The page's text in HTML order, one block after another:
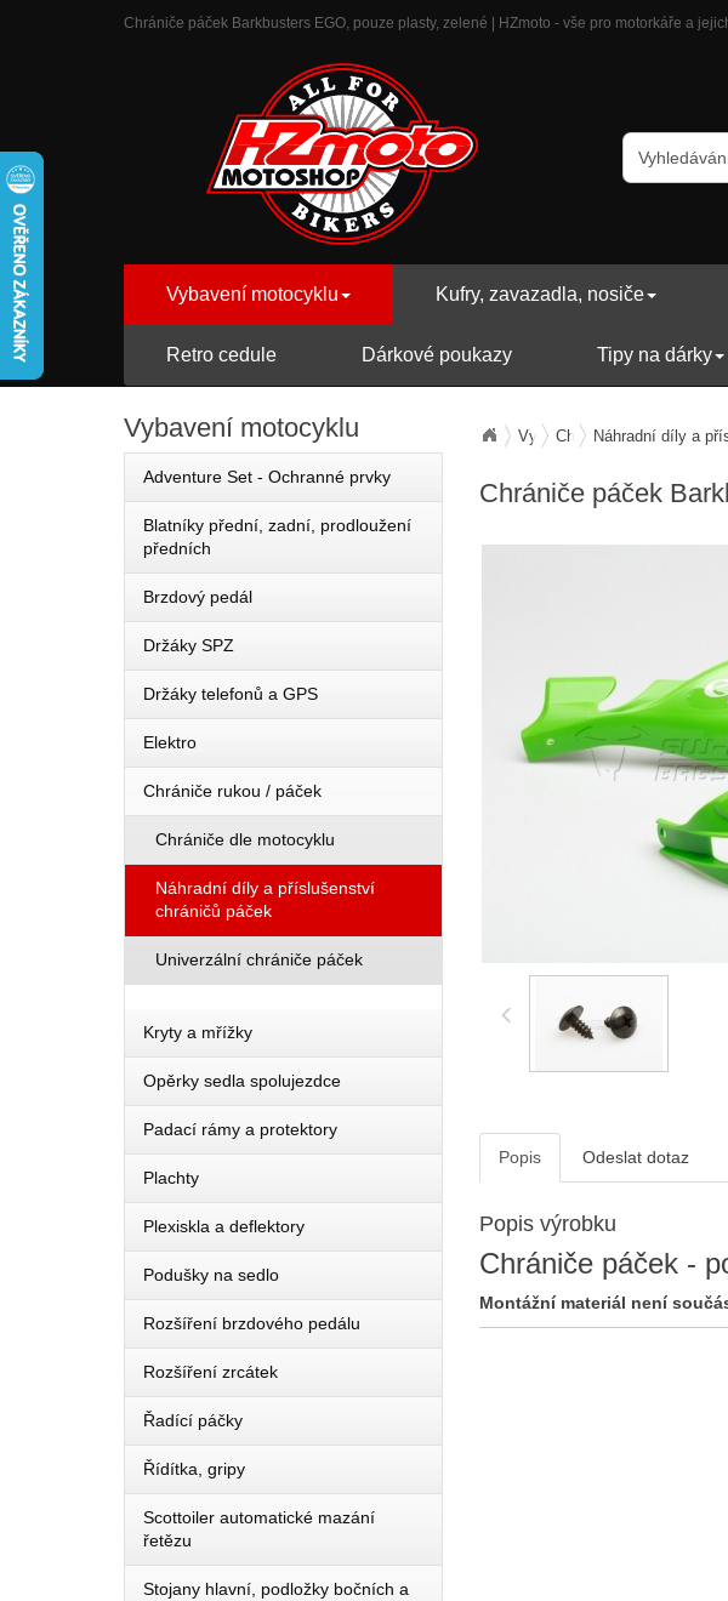
Chrániče páček Barkbusters EGO, pouze plasty, zelené | HZmoto - vše pro motorkáře a
Vybavení motocyklu Kufry, zavazadla, nosiče
Retro cedule Dárkové poukazy Tipy na dárky
Vybavení motocyklu
Chrániče rukou / páček
Náhradní díly a
Chrániče páček
Popis Odeslat dotaz
Popis výrobku
Chrániče páček -
Montážní materiál není
Vybavení motocyklu
Adventure Set - Ochranné prvky
Blatníky přední, zadní, prodloužení
předních
Brzdový pedál
Držáky SPZ
Držáky telefonů a GPS
Elektro
Chrániče rukou / páček
Chrániče dle motocyklu
Náhradní díly a příslušenství
chráničů páček
Univerzální chrániče páček
Kryty a mřížky
Opěrky sedla spolujezdce
Padací rámy a protektory
Plachty
Plexiskla a deflektory
Podušky na sedlo
Rozšíření brzdového pedálu
Rozšíření zrcátek
Řadící páčky
Řídítka, gripy
Scottoiler automatické mazání
řetězu
Stojany hlavní, podložky bočních a